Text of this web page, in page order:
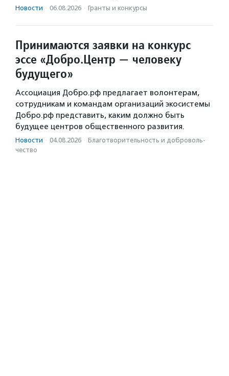
Новости · 06.08.2026 · Гранты и конкурсы
Принимаются заявки на конкурс
эссе «Добро.Центр — человеку
будущего»
Ассоциация Добро.рф предлагает волонтерам,
сотрудникам и командам организаций экосистемы
Добро.рф представить, каким должно быть
будущее центров общественного развития.
Новости · 04.08.2026 · Благотвори­тель­ность и доброволь­
чест­во